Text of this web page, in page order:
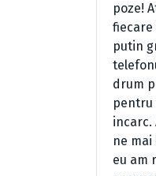
poze!
fiecare
putin
drum
pentru
incarc.
ne
eu am